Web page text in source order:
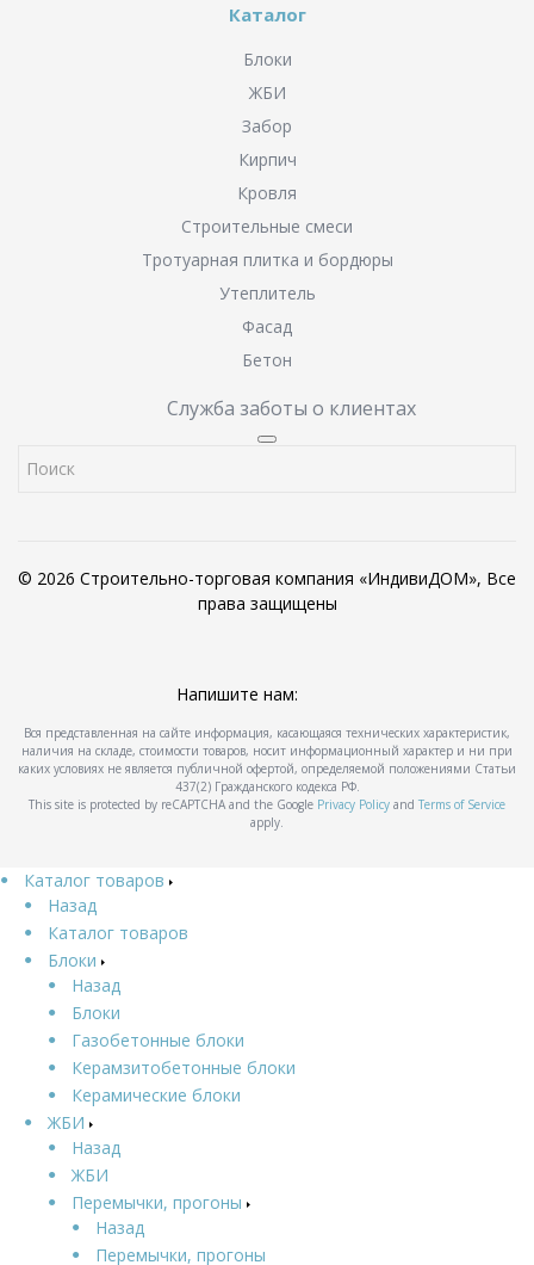
Каталог
Блоки
ЖБИ
Забор
Кирпич
Кровля
Строительные смеси
Тротуарная плитка и бордюры
Утеплитель
Фасад
Бетон
Служба заботы о клиентах
© 2026 Строительно-торговая компания «ИндивиДОМ», Все
права защищены
Напишите нам:
Вся представленная на сайте информация, касающаяся технических характеристик,
наличия на складе, стоимости товаров, носит информационный характер и ни при
каких условиях не является публичной офертой, определяемой положениями Статьи
437(2) Гражданского кодекса РФ.
This site is protected by reCAPTCHA and the Google Privacy Policy and Terms of Service
apply.
Каталог товаров
Назад
Каталог товаров
Блоки
Назад
Блоки
Газобетонные блоки
Керамзитобетонные блоки
Керамические блоки
ЖБИ
Назад
ЖБИ
Перемычки, прогоны
Назад
Перемычки, прогоны